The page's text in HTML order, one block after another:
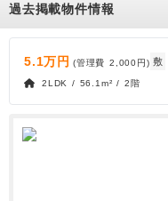
過去掲載物件情報
5.1万円 (管理費 2,000円) 敷
2LDK / 56.1m² / 2階